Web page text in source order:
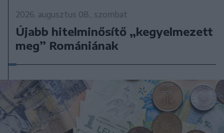
2026. augusztus 08., szombat
Újabb hitelminősítő „kegyelmezett
meg” Romániának